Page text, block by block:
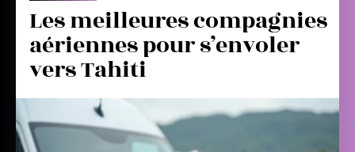
Les meilleures compagnies
aériennes pour s’envoler
vers Tahiti